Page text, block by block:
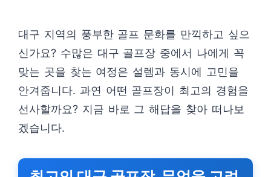
대구 지역의 풍부한 골프 문화를 만끽하고 싶으
신가요? 수많은 대구 골프장 중에서 나에게 꼭
맞는 곳을 찾는 여정은 설렘과 동시에 고민을
안겨줍니다. 과연 어떤 골프장이 최고의 경험을
선사할까요? 지금 바로 그 해답을 찾아 떠나보
겠습니다.